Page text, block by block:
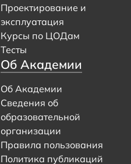
Проектирование и
эксплуатация
Курсы по ЦОДам
Тесты
Об Академии
Об Академии
Сведения об
образовательной
организации
Правила пользования
Политика публикаций